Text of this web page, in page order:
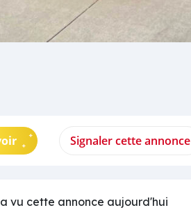
Signaler cette annonce
vu cette annonce aujourd'hui